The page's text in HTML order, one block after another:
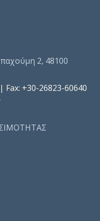
2, 48100
+30-26823-60640